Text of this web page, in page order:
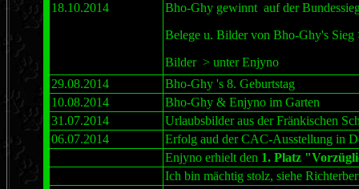
18.10.2014
Bho-Ghy gewinnt auf der
Belege u. Bilder von Bho-Ghy's
Bilder > unter Enjyno
29.08.2014
Bho-Ghy 's 8. Geburtstag
10.08.2014
Bho-Ghy & Enjyno im Garten
31.07.2014
Urlaubsbilder aus der Fränkischen
06.07.2014
Erfolg aud der CAC-Ausstellung in
Enjyno erhielt den 1. Platz
Ich bin mächtig stolz, siehe